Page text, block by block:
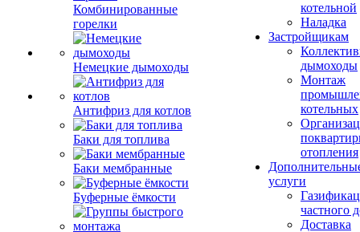
Комбинированные
горелки
Немецкие дымоходы
Антифриз для котлов
Баки для топлива
Баки мембранные
Буферные ёмкости
котельной
Наладка
Застройщикам
дымоходы
Монтаж
котельных
отопления
услуги
частного
Доставка